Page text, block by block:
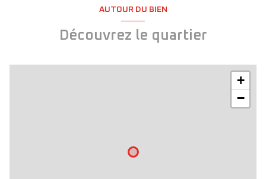
AUTOUR DU BIEN
Découvrez le quartier
+
−